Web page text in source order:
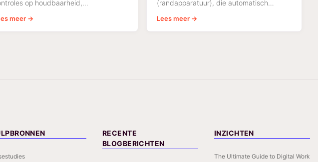
op houdbaarheid,
Neem voor complexere
contact op met
meer →
(randapparatuur), die automatisch
gegevens naar Azumuta kunnen
verzenden. Bekijk
Lees meer →
RECENTE
BLOGBERICHTEN
INZICHTEN
The Ultimate Guide to Digital Work